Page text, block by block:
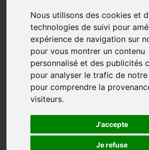
Nous utilisons des cookies et
technologies de suivi pour
expérience de navigation sur
pour vous montrer un contenu
personnalisé et des publicités
pour analyser le trafic de
pour comprendre la
visiteurs.
J'accepte
Je refuse